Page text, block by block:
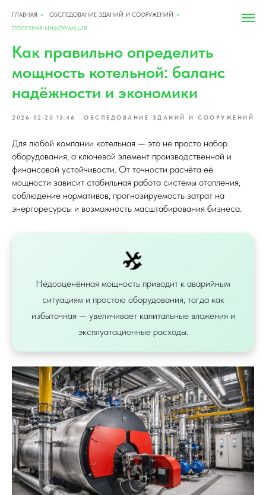
ГЛАВНАЯ » ОБСЛЕДОВАНИЕ ЗДАНИЙ И СООРУЖЕНИЙ »
ПОЛЕЗНАЯ ИНФОРМАЦИЯ
Как правильно определить
мощность котельной: баланс
надёжности и экономики
2026-02-20 13:46 ОБСЛЕДОВАНИЕ ЗДАНИЙ И СООРУЖЕНИЙ
Для любой компании котельная — это не просто набор
оборудования, а ключевой элемент производственной и
финансовой устойчивости. От точности расчёта её
мощности зависит стабильная работа системы отопления,
соблюдение нормативов, прогнозируемость затрат на
энергоресурсы и возможность масштабирования бизнеса.
🛠️️
Недооценённая мощность приводит к аварийным
ситуациям и простою оборудования, тогда как
избыточная — увеличивает капитальные вложения и
эксплуатационные расходы.